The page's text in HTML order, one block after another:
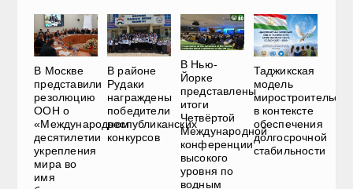
В Москве
представили
резолюцию
ООН о
«Международном
десятилетии
укрепления
мира во
имя
В районе
Рудаки
награждены
победители
республиканских
конкурсов
В Нью-
Йорке
представлены
итоги
Четвёртой
Международной
конференции
высокого
уровня по
водным
Таджикская
модель
в контексте
обеспечения
долгосрочной
стабильности